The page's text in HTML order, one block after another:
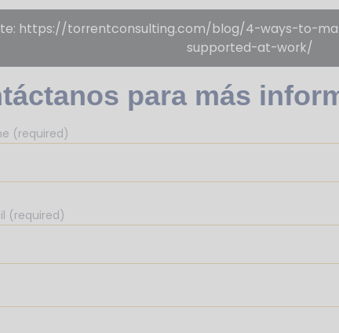
https://torrentconsulting.com/blog/4-ways-to-
supported-at-work/
para más
(required)
(required)